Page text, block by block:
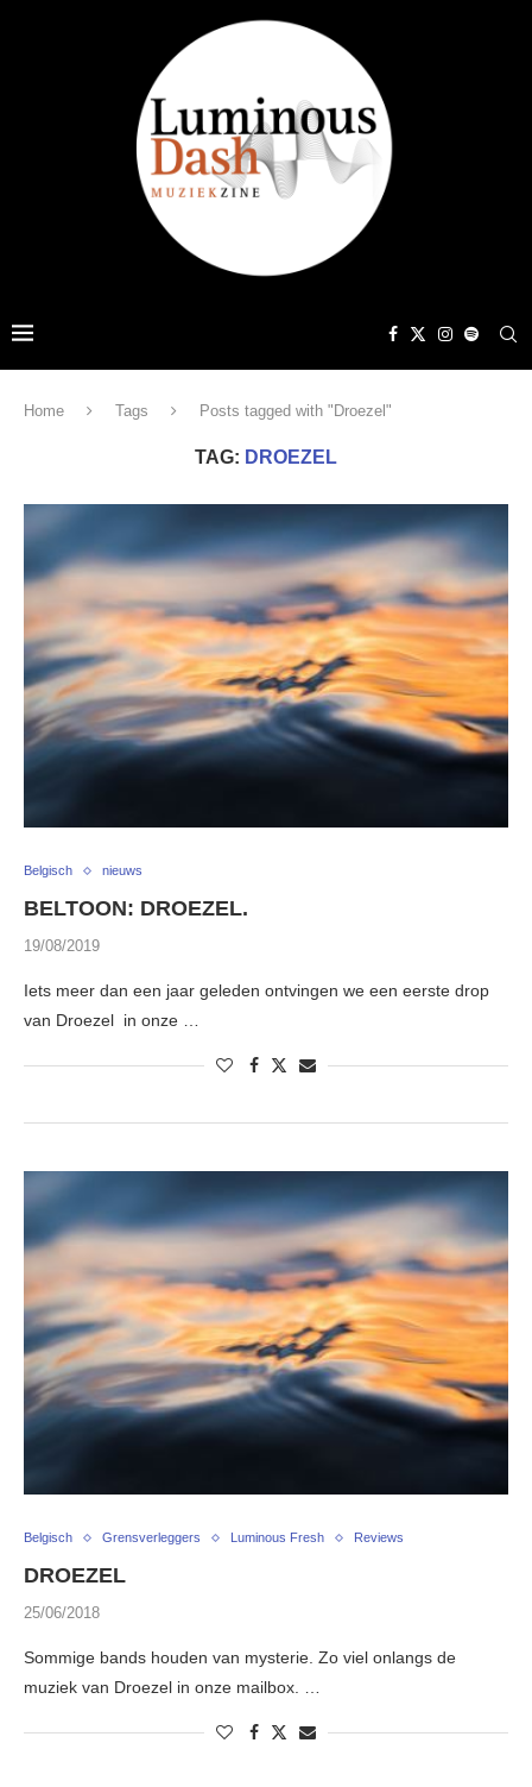
Home Tags Posts tagged with "Droezel"
TAG: DROEZEL
Belgisch nieuws
BELTOON: DROEZEL.
19/08/2019
Iets meer dan een jaar geleden ontvingen we een eerste drop
van Droezel in onze …
Belgisch Grensverleggers Luminous Fresh Reviews
DROEZEL
25/06/2018
Sommige bands houden van mysterie. Zo viel onlangs de
muziek van Droezel in onze mailbox. …